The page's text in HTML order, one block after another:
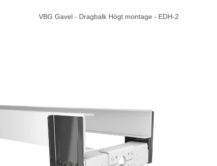
VBG Gavel - Dragbalk Högt montage - EDH-2